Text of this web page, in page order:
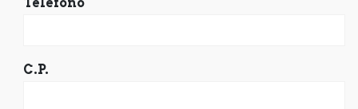
Teléfono
C.P.